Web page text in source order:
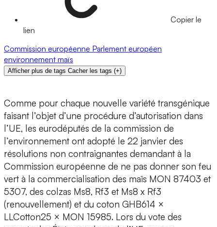
Copier le
lien
Commission européenne Parlement européen
environnement maïs
Afficher plus de tags Cacher les tags (+)
Comme pour chaque nouvelle variété transgénique
faisant l’objet d’une procédure d’autorisation dans
l’UE, les eurodéputés de la commission de
l’environnement ont adopté le 22 janvier des
résolutions non contraignantes demandant à la
Commission européenne de ne pas donner son feu
vert à la commercialisation des maïs MON 87403 et
5307, des colzas Ms8, Rf3 et Ms8 x Rf3
(renouvellement) et du coton GHB614 ×
LLCotton25 × MON 15985. Lors du vote des